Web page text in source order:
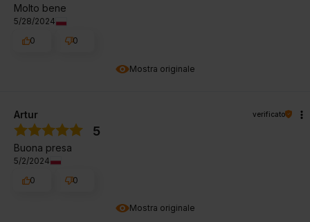
Mostra originale
Molto bene
5/28/2024
0
0
Mostra originale
Artur verificato
5
Buona presa
5/2/2024
0
0